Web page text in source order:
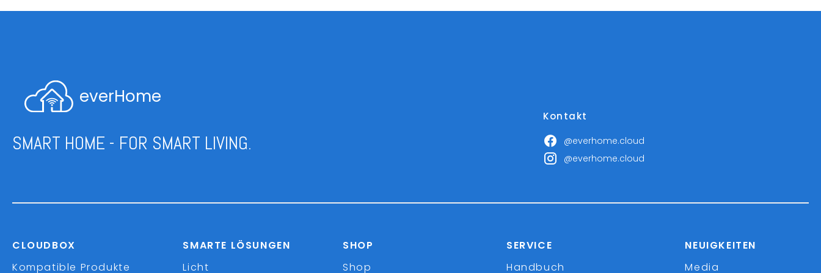
everHome
SMART HOME - FOR SMART LIVING.
Kontakt
@everhome.cloud
@everhome.cloud
CLOUDBOX
Kompatible Produkte
SMARTE LÖSUNGEN
Licht
SHOP
Shop
SERVICE
Handbuch
NEUIGKEITEN
Media